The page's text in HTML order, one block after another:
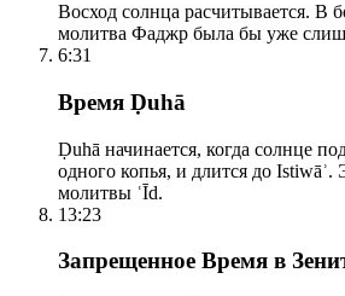
Восход солнца расчитывается. В
молитва Фаджр была бы уже
6:31
Время Ḍuhā
Ḍuhā начинается, когда солнце
одного копья, и длится до Istiwāʾ.
молитвы ʿĪd.
13:23
Запрещенное Время в